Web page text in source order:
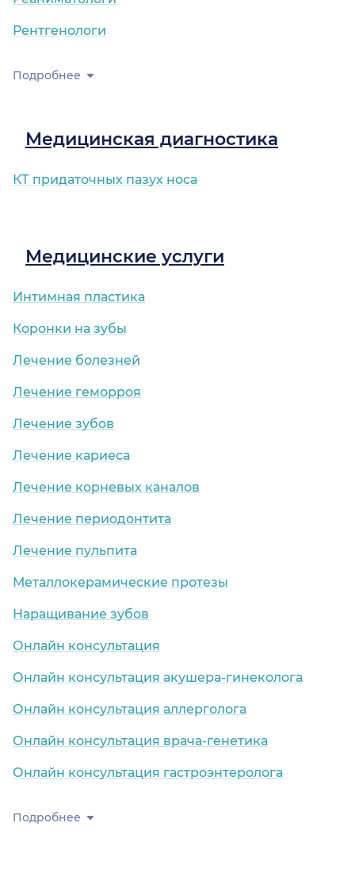
Рентгенологи
Подробнее
Медицинская диагностика
КТ придаточных пазух носа
Медицинские услуги
Интимная пластика
Коронки на зубы
Лечение болезней
Лечение геморроя
Лечение зубов
Лечение кариеса
Лечение корневых каналов
Лечение периодонтита
Лечение пульпита
Металлокерамические протезы
Наращивание зубов
Онлайн консультация
Онлайн консультация акушера-гинеколога
Онлайн консультация аллерголога
Онлайн консультация врача-генетика
Онлайн консультация гастроэнтеролога
Подробнее